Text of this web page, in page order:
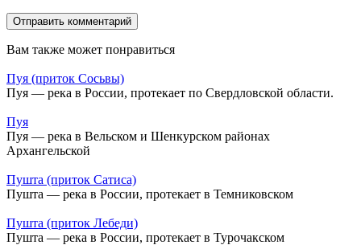
Вам также может понравиться
Пуя (приток Сосьвы)
Пуя — река в России, протекает по Свердловской области.
Пуя
Пуя — река в Вельском и Шенкурском районах
Архангельской
Пушта (приток Сатиса)
Пушта — река в России, протекает в Темниковском
Пушта (приток Лебеди)
Пушта — река в России, протекает в Турочакском